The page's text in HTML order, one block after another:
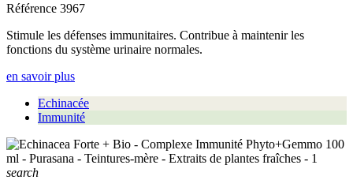
Référence 3967
Stimule les défenses immunitaires. Contribue à maintenir les
fonctions du système urinaire normales.
en savoir plus
Echinacée
Immunité
search